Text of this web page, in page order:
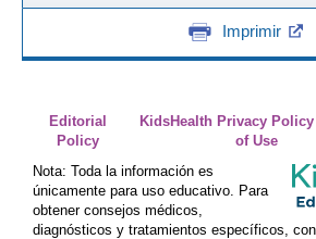
Imprimir
Editorial
Policy
KidsHealth Privacy Policy
of Use
Nota: Toda la información es
únicamente para uso educativo. Para
obtener consejos médicos,
diagnósticos y tratamientos específicos,